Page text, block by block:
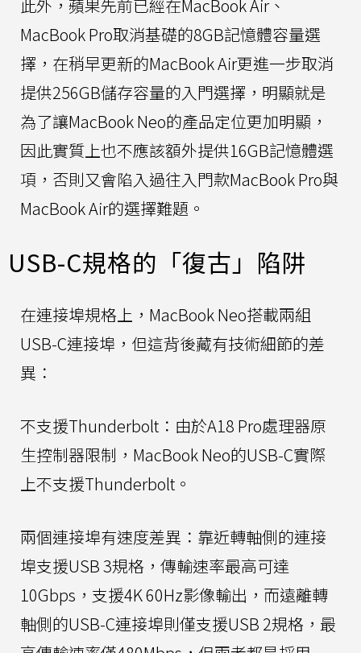
此外，蘋果先前已經在MacBook Air、
MacBook Pro取消基礎的8GB記憶體容量選
擇，在稍早更新的MacBook Air更進一步取消
提供256GB儲存容量的入門選擇，明顯就是
為了讓MacBook Neo的產品定位更加明顯，
因此實質上也不應該額外提供16GB記憶體選
項，否則又會陷入過往入門款MacBook Pro與
MacBook Air的選擇難題。
USB-C規格的「復古」陷阱
在連接埠規格上，MacBook Neo搭載兩組
USB-C連接埠，但這背後藏有技術細節的差
異：
不支援Thunderbolt：由於A18 Pro處理器原
生控制器限制，MacBook Neo的USB-C實際
上不支援Thunderbolt。
兩個連接埠有速度差異：靠近轉軸側的連接
埠支援USB 3規格，傳輸速率最高可達
10Gbps，支援4K 60Hz影像輸出，而遠離轉
軸側的USB-C連接埠則僅支援USB 2規格，最